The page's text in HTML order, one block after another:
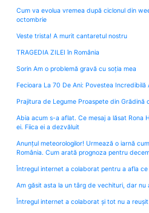
Cum va evolua vremea după ciclonul din
octombrie
Veste trista! A murit cantaretul nostru
TRAGEDIA ZILEI în România
Sorin Am o problemă gravă cu soția mea
Fecioara La 70 De Ani: Povestea Incredibilă
Prajitura de Legume Proaspete din Grădină
Abia acum s-a aflat. Ce mesaj a lăsat Rona
ei. Fiica ei a dezvăluit
Anunțul meteorologilor! Urmează o iarnă
România. Cum arată prognoza pentru
Întregul internet a colaborat pentru a afla
Am găsit asta la un târg de vechituri, dar nu
Întregul internet a colaborat și tot nu a